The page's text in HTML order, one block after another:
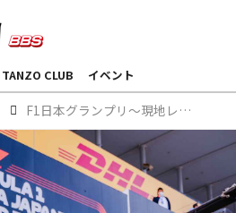
TANZO CLUB イベント
F1日本グランプリ～現地レポート～